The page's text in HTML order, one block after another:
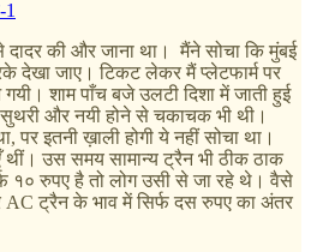
दादर की और जाना था। मैंने सोचा कि मुंबई
जाए। टिकट लेकर मैं प्लेटफार्म पर
शाम पाँच बजे उलटी दिशा में जाती हुई
और नयी होने से चकाचक भी थी।
पर इतनी ख़ाली होगी ये नहीं सोचा था।
थीं। उस समय सामान्य ट्रैन भी ठीक ठाक
१० रुपए है तो लोग उसी से जा रहे थे। वैसे
ट्रैन के भाव में सिर्फ दस रुपए का अंतर